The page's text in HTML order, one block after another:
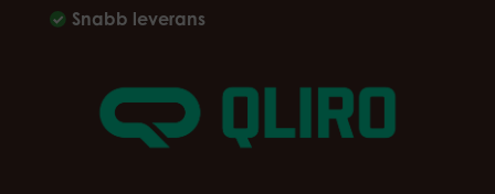
Snabb leverans